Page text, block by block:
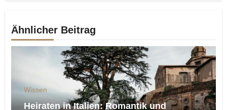
Ähnlicher Beitrag
Wissen
Heiraten in Italien: Romantik und